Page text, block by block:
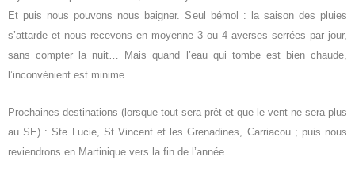
Et puis nous pouvons nous baigner. Seul bémol : la saison des pluies
s’attarde et nous recevons en moyenne 3 ou 4 averses serrées par jour,
sans compter la nuit… Mais quand l’eau qui tombe est bien chaude,
l’inconvénient est minime.
Prochaines destinations (lorsque tout sera prêt et que le vent ne sera plus
au SE) : Ste Lucie, St Vincent et les Grenadines, Carriacou ; puis nous
reviendrons en Martinique vers la fin de l’année.